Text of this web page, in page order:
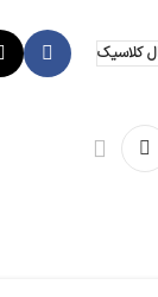
کلاسیک